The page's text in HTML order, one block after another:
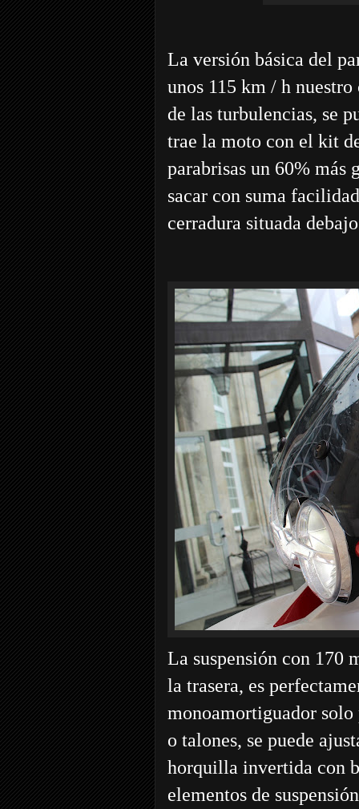
La versión básica del
unos 115 km / h nuestro
de las turbulencias, se
trae la moto con el kit
parabrisas un 60% más
sacar con suma
cerradura situada
La suspensión con 170
la trasera, es
monoamortiguador solo
o talones, se puede
horquilla invertida con
elementos de